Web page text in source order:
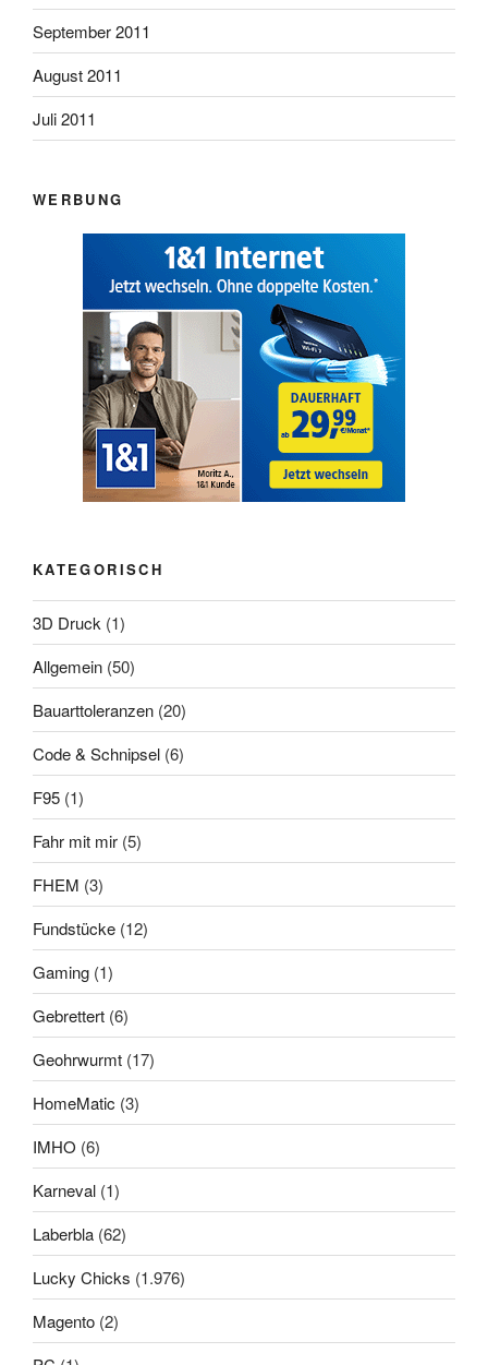
September 2011
August 2011
Juli 2011
WERBUNG
KATEGORISCH
3D Druck (1)
Allgemein (50)
Bauarttoleranzen (20)
Code & Schnipsel (6)
F95 (1)
Fahr mit mir (5)
FHEM (3)
Fundstücke (12)
Gaming (1)
Gebrettert (6)
Geohrwurmt (17)
HomeMatic (3)
IMHO (6)
Karneval (1)
Laberbla (62)
Lucky Chicks (1.976)
Magento (2)